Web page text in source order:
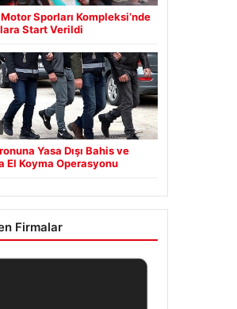
Sporları Kompleksi’nde
Start Verildi
Yasa Dışı Bahis ve
El Koyma Operasyonu
Firmalar